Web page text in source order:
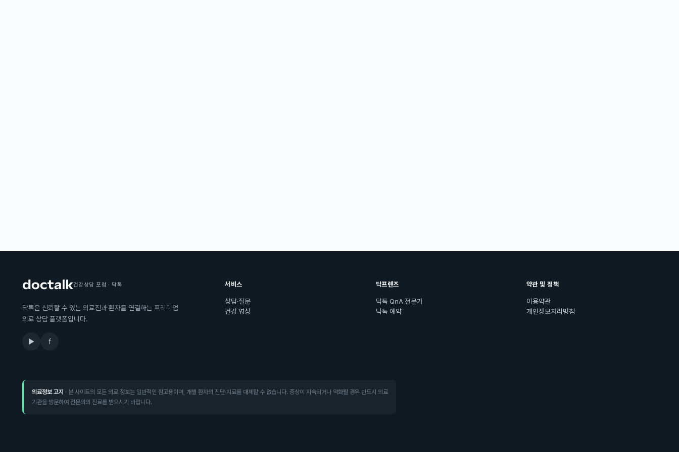
건강상담 포럼 · 닥톡
닥톡은 신뢰할 수 있는 의료진과 환자를 연결하는 프리미엄
의료 상담 플랫폼입니다.
▶ f
서비스
상담·질문
건강 영상
닥프렌즈
닥톡 QnA 전문가
닥톡 예약
약관 및 정책
이용약관
개인정보처리방침
의료정보 고지 · 본 사이트의 모든 의료 정보는 일반적인 참고용이며, 개별 환자의 진단·치료를 대체할 수 없습니다. 증상이 지속되거나 악화될 경우 반드시 의료
기관을 방문하여 전문의의 진료를 받으시기 바랍니다.